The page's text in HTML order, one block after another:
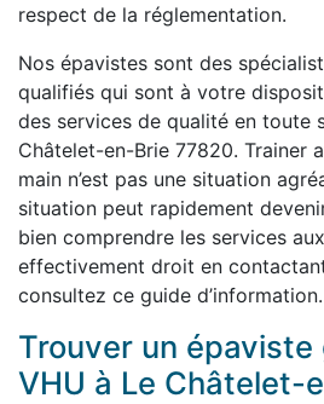
respect de la réglementation.
Nos épavistes sont des
qualifiés qui sont à votre
des services de qualité en toute
Châtelet-en-Brie 77820. Trainer
main n’est pas une situation
situation peut rapidement
bien comprendre les services
effectivement droit en
consultez ce guide d’information.
Trouver un
VHU à Le Châtelet-